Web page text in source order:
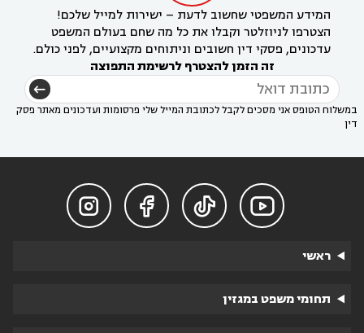
המידע המשפטי שחשוב לדעת – ישירות למייל שלכם!
הצטרפו לניוזלטר וקבלו את כל מה שחם בעולם המשפט
עדכונים, פסקי דין חשובים וניתוחים מקצועיים, לפני כולם.
זה הזמן להצטרף לרשימת התפוצה
במשלוח הטופס אני מסכים לקבל לכתובת המייל שלי פרסומות ועדכונים מאתר פסק
דין




ראשי
תחומי משפט במגזין